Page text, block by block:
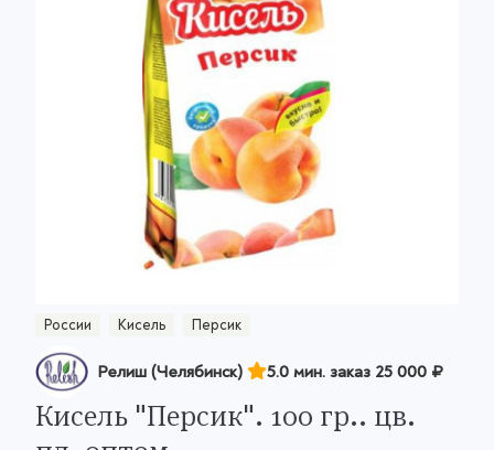
России Кисель Персик
Релиш (Челябинск) 5.0 мин. заказ 25 000 ₽
Кисель "Персик". 100 гр.. цв.